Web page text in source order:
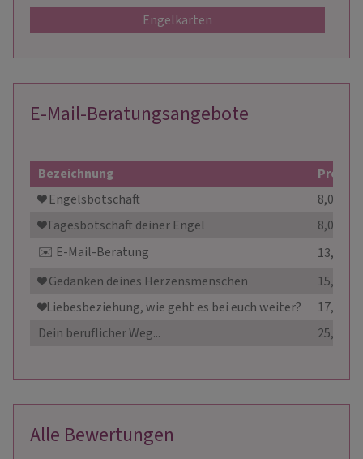
Engelkarten
E-Mail-Beratungsangebote
Bezeichnung
Preis
❤️​ Engelsbotschaft
8,00 €
❤️​Tagesbotschaft deiner Engel
8,00 €
✉️​ E-Mail-Beratung
13,00 €
❤️​ Gedanken deines Herzensmenschen
15,00 €
❤️​Liebesbeziehung, wie geht es bei euch weiter?
17,00 €
Dein beruflicher Weg...
25,00 €
Alle Bewertungen